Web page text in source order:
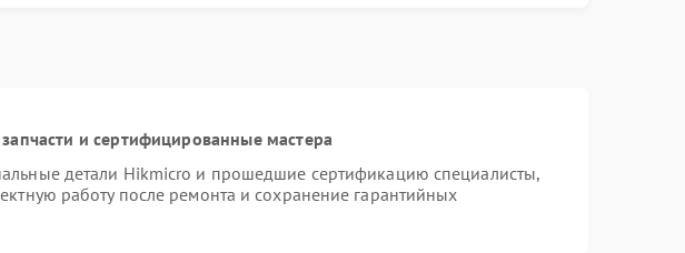
и сертифицированные мастера
детали Hikmicro и прошедшие сертификацию специалисты,
работу после ремонта и сохранение гарантийных